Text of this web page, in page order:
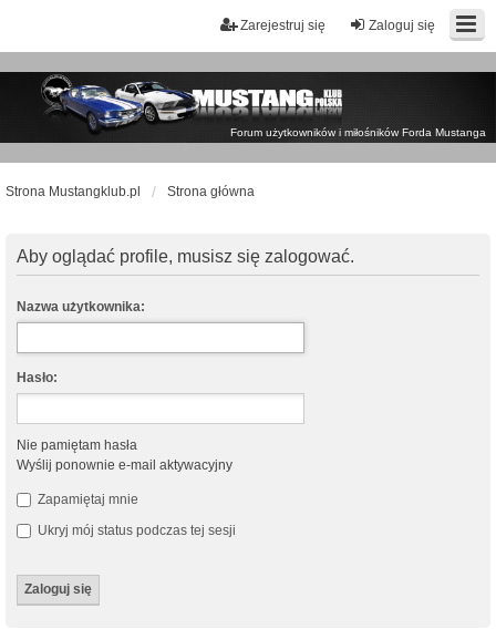
Zaloguj się
Zarejestruj się
Forum użytkowników i miłośników Forda Mustanga
Strona Mustangklub.pl Strona główna
Aby oglądać profile, musisz się zalogować.
Nazwa użytkownika:
Hasło:
Nie pamiętam hasła
Wyślij ponownie e-mail aktywacyjny
Zapamiętaj mnie
Ukryj mój status podczas tej sesji